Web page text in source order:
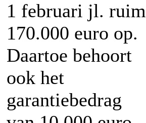
1 februari jl. ruim
170.000 euro op.
Daartoe behoort
ook het
garantiebedrag